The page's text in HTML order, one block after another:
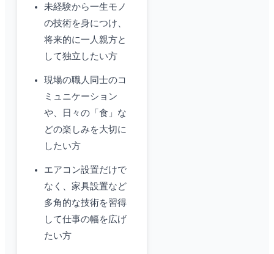
未経験から一生モノ
の技術を身につけ、
将来的に一人親方と
して独立したい方
現場の職人同士のコ
ミュニケーション
や、日々の「食」な
どの楽しみを大切に
したい方
エアコン設置だけで
なく、家具設置など
多角的な技術を習得
して仕事の幅を広げ
たい方